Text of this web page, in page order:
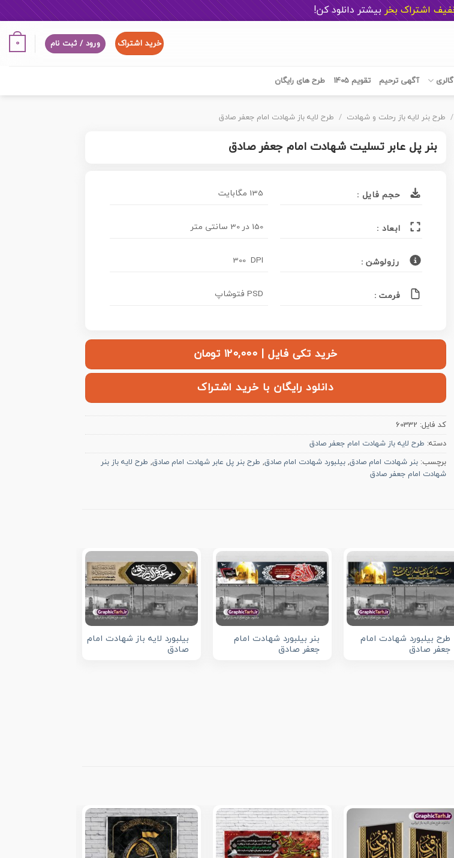
بیشتر دانلود کن!
خرید اشتراک ورود / ثبت نام 0
گالری آگهی ترحیم تقویم 1405 طرح های رایگان
/ طرح بنر لایه باز رحلت و شهادت / طرح لایه باز شهادت امام جعفر صادق
بنر پل عابر تسلیت شهادت امام جعفر صادق
حجم فایل : 135 مگابایت
ابعاد : 150 در 30 سانتی متر
رزولوشن : 300 DPI
فرمت : PSD فتوشاپ
خرید تکی فایل | ۱۲۰,۰۰۰ تومان
دانلود رایگان با خرید اشتراک
کد فایل: 60332
دسته: طرح لایه باز شهادت امام جعفر صادق
برچسب:بنر شهادت امام صادق,بیلبورد شهادت امام صادق, طرح بنر پل عابر شهادت امام صادق, طرح لایه باز بنر
شهادت امام جعفر صادق
طرح بیلبورد شهادت امام
جعفر صادق
بنر بیلبورد شهادت امام
جعفر صادق
بیلبورد لایه باز شهادت امام
صادق